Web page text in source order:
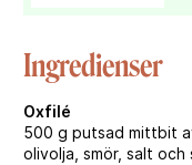
Ingredienser
Oxfilé
500 g putsad mittbit
olivolja, smör, salt